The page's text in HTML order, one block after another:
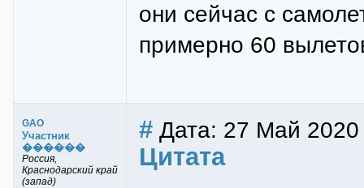
они сейчас с
примерно 60
GAO
Участник
������
Россия,
Краснодарский край
(запад)
# Дата: 27 Май 2020
Цитата